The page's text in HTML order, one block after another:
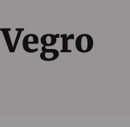
Vegro